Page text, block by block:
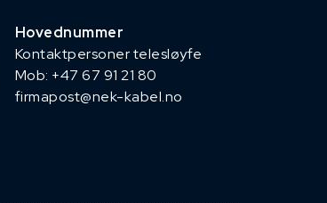
Hovednummer
Kontaktpersoner telesløyfe
Mob: +47 67 91 21 80
firmapost@nek-kabel.no